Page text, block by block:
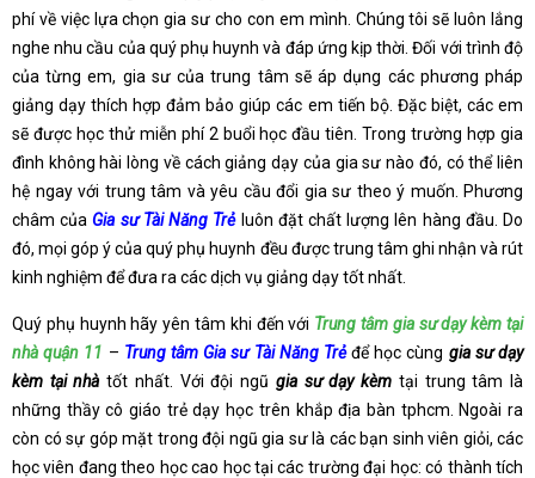
phí về việc lựa chọn gia sư cho con em mình. Chúng tôi sẽ luôn lắng
nghe nhu cầu của quý phụ huynh và đáp ứng kịp thời. Đối với trình độ
của từng em, gia sư của trung tâm sẽ áp dụng các phương pháp
giảng dạy thích hợp đảm bảo giúp các em tiến bộ. Đặc biệt, các em
sẽ được học thử miễn phí 2 buổi học đầu tiên. Trong trường hợp gia
đình không hài lòng về cách giảng dạy của gia sư nào đó, có thể liên
hệ ngay với trung tâm và yêu cầu đổi gia sư theo ý muốn. Phương
châm của Gia sư Tài Năng Trẻluôn đặt chất lượng lên hàng đầu. Do
đó, mọi góp ý của quý phụ huynh đều được trung tâm ghi nhận và rút
kinh nghiệm để đưa ra các dịch vụ giảng dạy tốt nhất.
Quý phụ huynh hãy yên tâm khi đến với Trung tâm gia sư dạy kèm tại
nhà quận 11 – Trung tâm Gia sư Tài Năng Trẻ để học cùng gia sư dạy
kèm tại nhà tốt nhất. Với đội ngũ gia sư dạy kèm tại trung tâm là
những thầy cô giáo trẻ dạy học trên khắp địa bàn tphcm. Ngoài ra
còn có sự góp mặt trong đội ngũ gia sư là các bạn sinh viên giỏi, các
học viên đang theo học cao học tại các trường đại học: có thành tích